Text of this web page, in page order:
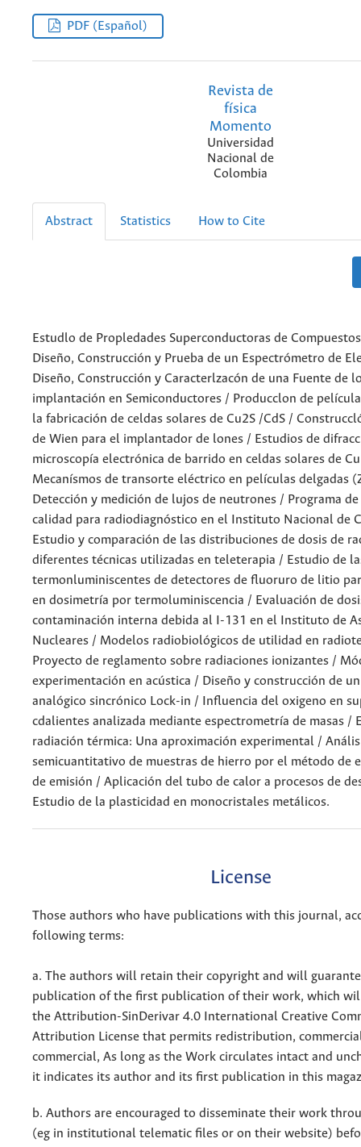
PDF (Español)
Revista de
física
Momento
Universidad
Nacional de
Colombia
Abstract Statistics How to Cite
Estudlo de Propledades Superconductoras de
Diseño, Construcción y Prueba de un Espectrómetro de
Diseño, Construcción y Caracterlzacón de una Fuente de
implantación en Semiconductores / Producclon de
la fabricación de celdas solares de Cu2S /CdS /
de Wien para el implantador de lones / Estudios de
microscopía electrónica de barrido en celdas solares de
Mecanísmos de transorte eléctrico en películas delgadas
Detección y medición de lujos de neutrones / Programa
calidad para radiodiagnóstico en el Instituto Nacional de
Estudio y comparación de las distribuciones de dosis de
diferentes técnicas utilizadas en teleterapia / Estudio de
termonluminiscentes de detectores de fluoruro de litio
en dosimetría por termoluminiscencia / Evaluación de
contaminación interna debida al I-131 en el Instituto de
Nucleares / Modelos radiobiológicos de utilidad en
Proyecto de reglamento sobre radiaciones ionizantes /
experimentación en acústica / Diseño y construcción de
analógico sincrónico Lock-in / Influencia del oxigeno en
cdalientes analizada mediante espectrometría de masas /
radiación térmica: Una aproximación experimental /
semicuantitativo de muestras de hierro por el método de
de emisión / Aplicación del tubo de calor a procesos de
Estudio de la plasticidad en monocristales metálicos.
License
Those authors who have publications with this journal,
following terms:
a. The authors will retain their copyright and will
publication of the first publication of their work, which
the Attribution-SinDerivar 4.0 International Creative
Attribution License that permits redistribution,
commercial, As long as the Work circulates intact and
it indicates its author and its first publication in this
b. Authors are encouraged to disseminate their work
(eg in institutional telematic files or on their website)